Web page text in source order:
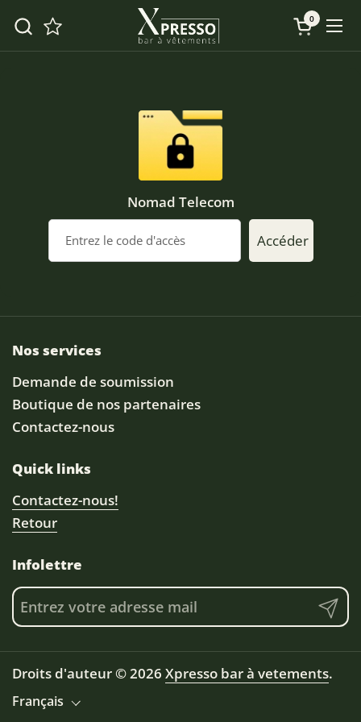
Ouvrir le
0
Nomad Telecom
Accéder
Nos services
Demande de soumission
Boutique de nos partenaires
Contactez-nous
Quick links
Contactez-nous!
Retour
Infolettre
Droits d'auteur © 2026 Xpresso bar à vetements.
Langue
Français